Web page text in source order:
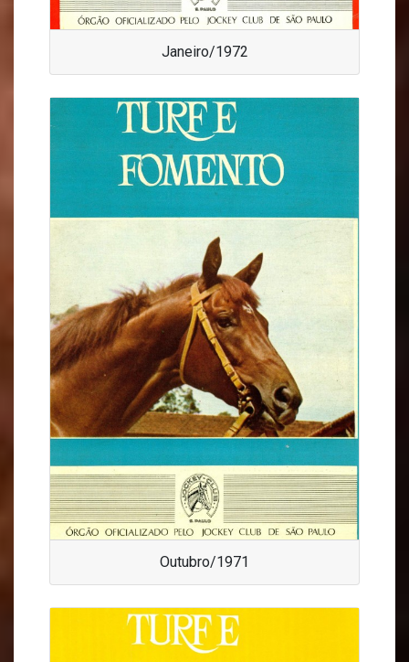
Janeiro/1972
Outubro/1971